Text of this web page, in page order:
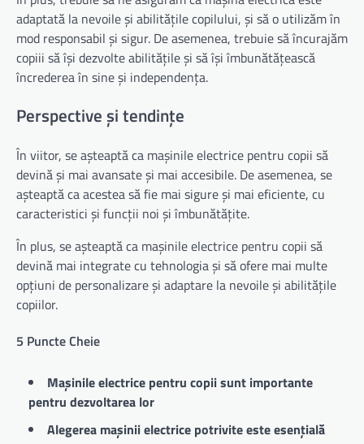
adaptată la nevoile și abilitățile copilului, și să o utilizăm în
mod responsabil și sigur. De asemenea, trebuie să încurajăm
copiii să își dezvolte abilitățile și să își îmbunătățească
încrederea în sine și independența.
Perspective și tendințe
În viitor, se așteaptă ca mașinile electrice pentru copii să
devină și mai avansate și mai accesibile. De asemenea, se
așteaptă ca acestea să fie mai sigure și mai eficiente, cu
caracteristici și funcții noi și îmbunătățite.
În plus, se așteaptă ca mașinile electrice pentru copii să
devină mai integrate cu tehnologia și să ofere mai multe
opțiuni de personalizare și adaptare la nevoile și abilitățile
copiilor.
5 Puncte Cheie
Mașinile electrice pentru copii sunt importante
pentru dezvoltarea lor
Alegerea mașinii electrice potrivite este esențială